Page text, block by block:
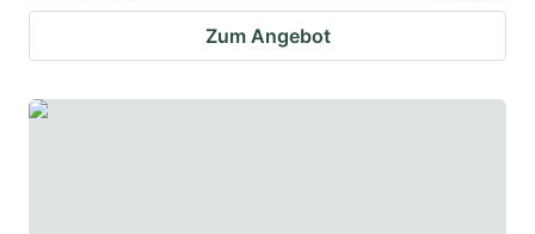
Zum Angebot